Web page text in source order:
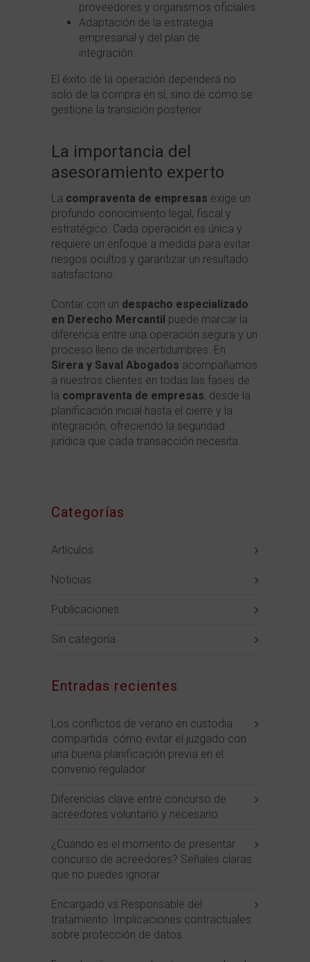
proveedores y organismos oficiales.
Adaptación de la estrategia
empresarial y del plan de
integración.
El éxito de la operación dependerá no
solo de la compra en sí, sino de cómo se
gestione la transición posterior.
La importancia del
asesoramiento experto
La compraventa de empresas exige un
profundo conocimiento legal, fiscal y
estratégico. Cada operación es única y
requiere un enfoque a medida para evitar
riesgos ocultos y garantizar un resultado
satisfactorio.
Contar con un despacho especializado
en Derecho Mercantil puede marcar la
diferencia entre una operación segura y un
proceso lleno de incertidumbres. En
Sirera y Saval Abogados acompañamos
a nuestros clientes en todas las fases de
la compraventa de empresas, desde la
planificación inicial hasta el cierre y la
integración, ofreciendo la seguridad
jurídica que cada transacción necesita.
Categorías
Artículos
Noticias
Publicaciones
Sin categoría
Entradas recientes
Los conflictos de verano en custodia
compartida: cómo evitar el juzgado con
una buena planificación previa en el
convenio regulador
Diferencias clave entre concurso de
acreedores voluntario y necesario
¿Cuándo es el momento de presentar
concurso de acreedores? Señales claras
que no puedes ignorar
Encargado vs Responsable del
tratamiento: Implicaciones contractuales
sobre protección de datos